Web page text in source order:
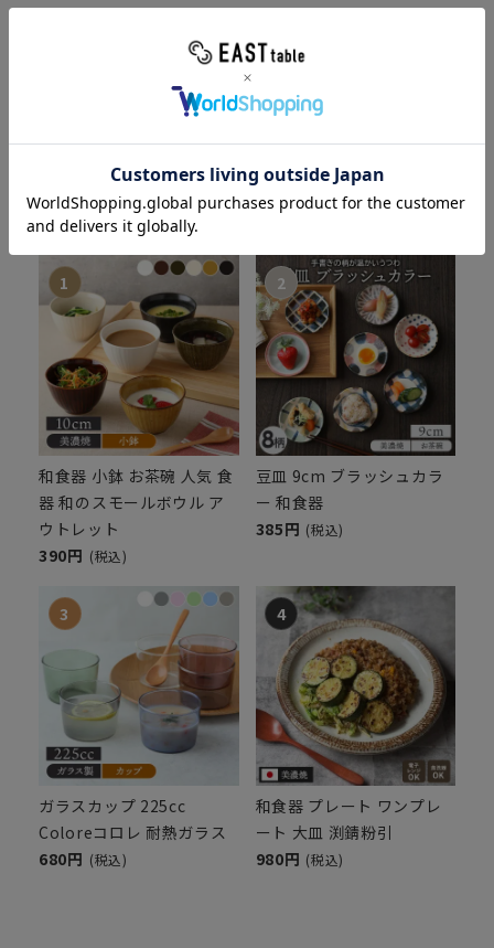
Ranking
ランキング
大皿 カレー・パスタ皿
和食器 小鉢 お茶碗 人気 食
器 和のスモールボウル ア
ウトレット
390円 (税込)
豆皿 9cm ブラッシュカラ
ー 和食器
385円 (税込)
ガラスカップ 225cc
Coloreコロレ 耐熱ガラス
680円 (税込)
和食器 プレート ワンプレ
ート 大皿 渕錆粉引
980円 (税込)